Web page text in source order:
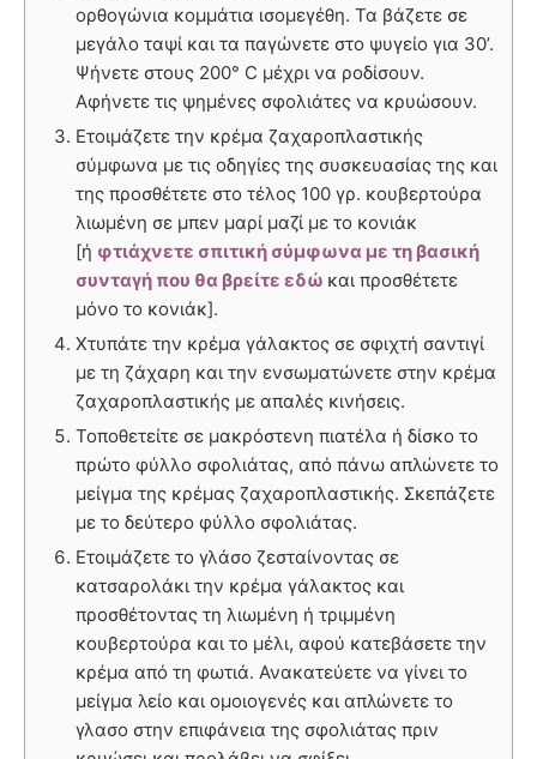
ορθογώνια κομμάτια ισομεγέθη. Τα βάζετε σε
μεγάλο ταψί και τα παγώνετε στο ψυγείο για 30’.
Ψήνετε στους 200° C μέχρι να ροδίσουν.
Αφήνετε τις ψημένες σφολιάτες να κρυώσουν.
Ετοιμάζετε την κρέμα ζαχαροπλαστικής
σύμφωνα με τις οδηγίες της συσκευασίας της και
της προσθέτετε στο τέλος 100 γρ. κουβερτούρα
λιωμένη σε μπεν μαρί μαζί με το κονιάκ
[ή φτιάχνετε σπιτική σύμφωνα με τη βασική
συνταγή που θα βρείτε εδώ και προσθέτετε
μόνο το κονιάκ].
Χτυπάτε την κρέμα γάλακτος σε σφιχτή σαντιγί
με τη ζάχαρη και την ενσωματώνετε στην κρέμα
ζαχαροπλαστικής με απαλές κινήσεις.
Τοποθετείτε σε μακρόστενη πιατέλα ή δίσκο το
πρώτο φύλλο σφολιάτας, από πάνω απλώνετε το
μείγμα της κρέμας ζαχαροπλαστικής. Σκεπάζετε
με το δεύτερο φύλλο σφολιάτας.
Ετοιμάζετε το γλάσο ζεσταίνοντας σε
κατσαρολάκι την κρέμα γάλακτος και
προσθέτοντας τη λιωμένη ή τριμμένη
κουβερτούρα και το μέλι, αφού κατεβάσετε την
κρέμα από τη φωτιά. Ανακατεύετε να γίνει το
μείγμα λείο και ομοιογενές και απλώνετε το
γλασο στην επιφάνεια της σφολιάτας πριν